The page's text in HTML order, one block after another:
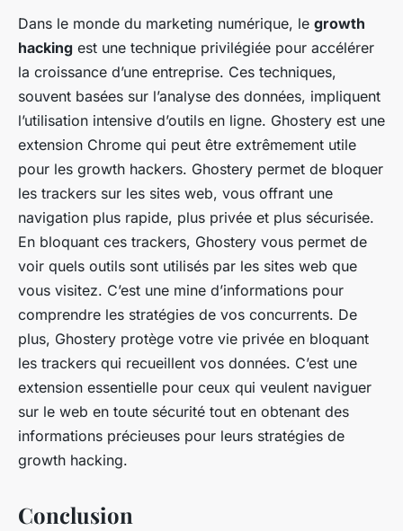
Dans le monde du marketing numérique, le growth
hacking est une technique privilégiée pour accélérer
la croissance d’une entreprise. Ces techniques,
souvent basées sur l’analyse des données, impliquent
l’utilisation intensive d’outils en ligne. Ghostery est une
extension Chrome qui peut être extrêmement utile
pour les growth hackers. Ghostery permet de bloquer
les trackers sur les sites web, vous offrant une
navigation plus rapide, plus privée et plus sécurisée.
En bloquant ces trackers, Ghostery vous permet de
voir quels outils sont utilisés par les sites web que
vous visitez. C’est une mine d’informations pour
comprendre les stratégies de vos concurrents. De
plus, Ghostery protège votre vie privée en bloquant
les trackers qui recueillent vos données. C’est une
extension essentielle pour ceux qui veulent naviguer
sur le web en toute sécurité tout en obtenant des
informations précieuses pour leurs stratégies de
growth hacking.
Conclusion